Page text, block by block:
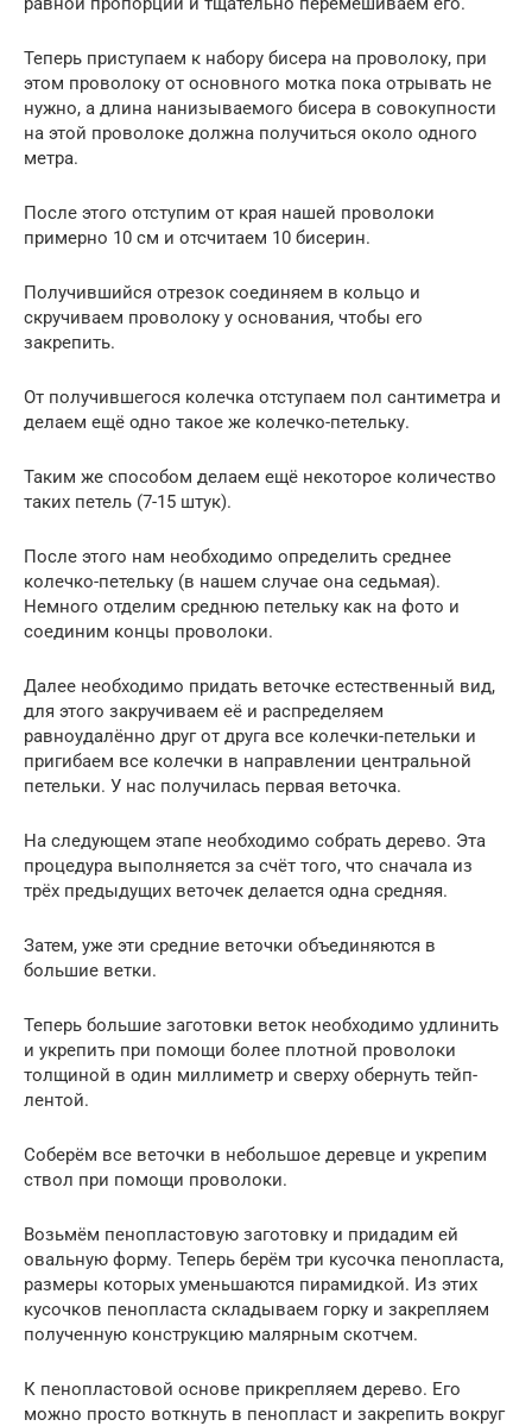
Теперь приступаем к набору бисера на проволоку, при
этом проволоку от основного мотка пока отрывать не
нужно, а длина нанизываемого бисера в совокупности
на этой проволоке должна получиться около одного
метра.
После этого отступим от края нашей проволоки
примерно 10 см и отсчитаем 10 бисерин.
Получившийся отрезок соединяем в кольцо и
скручиваем проволоку у основания, чтобы его
закрепить.
От получившегося колечка отступаем пол сантиметра и
делаем ещё одно такое же колечко-петельку.
Таким же способом делаем ещё некоторое количество
таких петель (7-15 штук).
После этого нам необходимо определить среднее
колечко-петельку (в нашем случае она седьмая).
Немного отделим среднюю петельку как на фото и
соединим концы проволоки.
Далее необходимо придать веточке естественный вид,
для этого закручиваем её и распределяем
равноудалённо друг от друга все колечки-петельки и
пригибаем все колечки в направлении центральной
петельки. У нас получилась первая веточка.
На следующем этапе необходимо собрать дерево. Эта
процедура выполняется за счёт того, что сначала из
трёх предыдущих веточек делается одна средняя.
Затем, уже эти средние веточки объединяются в
большие ветки.
Теперь большие заготовки веток необходимо удлинить
и укрепить при помощи более плотной проволоки
толщиной в один миллиметр и сверху обернуть тейп-
лентой.
Соберём все веточки в небольшое деревце и укрепим
ствол при помощи проволоки.
Возьмём пенопластовую заготовку и придадим ей
овальную форму. Теперь берём три кусочка пенопласта,
размеры которых уменьшаются пирамидкой. Из этих
кусочков пенопласта складываем горку и закрепляем
полученную конструкцию малярным скотчем.
К пенопластовой основе прикрепляем дерево. Его
можно просто воткнуть в пенопласт и закрепить вокруг